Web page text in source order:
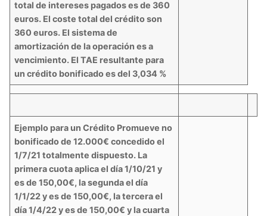
total de intereses pagados es de 360
euros. El coste total del crédito son
360 euros. El sistema de
amortización de la operación es a
vencimiento. El TAE resultante para
un crédito bonificado es del 3,034 %
Ejemplo para un Crédito Promueve no
bonificado de 12.000€ concedido el
1/7/21 totalmente dispuesto. La
primera cuota aplica el día 1/10/21 y
es de 150,00€, la segunda el día
1/1/22 y es de 150,00€, la tercera el
día 1/4/22 y es de 150,00€ y la cuarta